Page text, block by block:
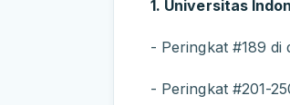
1. Universitas
- Peringkat #189 di
- Peringkat #201-